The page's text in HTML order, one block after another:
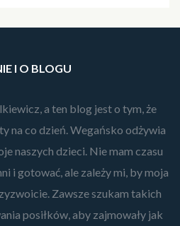
I O BLOGU
a ten blog jest o tym, że
na co dzień. Wegańsko odżywia
naszych dzieci. Nie mam czasu
i gotować, ale zależy mi, by moja
Zawsze szukam takich
posiłków, aby zajmowały jak